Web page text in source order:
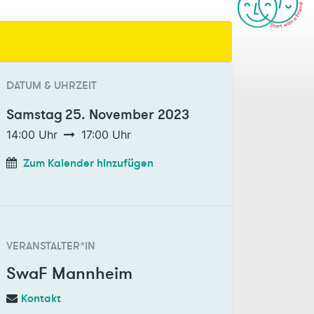
DATUM & UHRZEIT
Samstag 25. November 2023
14:00 Uhr 17:00 Uhr
Zum Kalender hinzufügen
VERANSTALTER*IN
SwaF Mannheim
Kontakt